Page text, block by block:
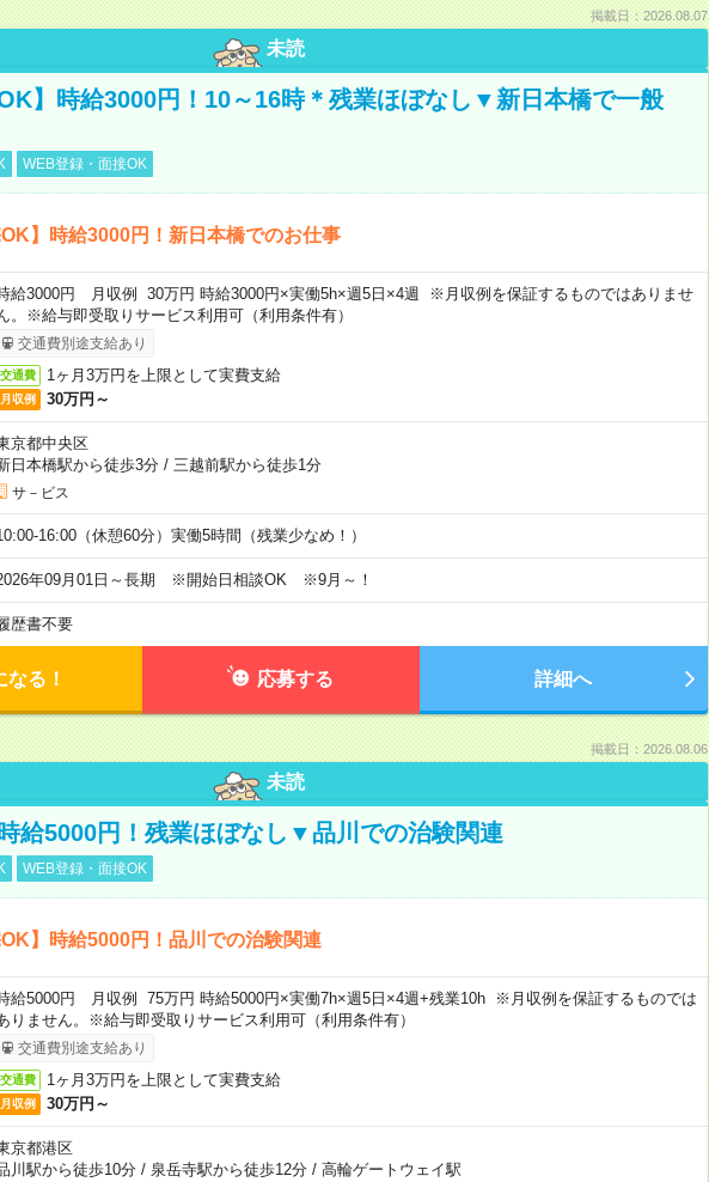
掲載日：2026.08.07
未読
OK】時給3000円！10～16時＊残業ほぼなし▼新日本橋で一般
WEB登録・面接OK
OK】時給3000円！新日本橋でのお仕事
給3000円 月収例 30万円 時給3000円×実働5h×週5日×4週 ※月収例を保証するものではありませ
。※給与即受取りサービス利用可（利用条件有）
交通費別途支給あり
交通費 1ヶ月3万円を上限として実費支給
月収例 30万円～
京都中央区
日本橋駅から徒歩3分/ 三越前駅から徒歩1分
サ－ビス
16:00（休憩60分）実働5時間（残業少なめ！）
年09月01日～長期 ※開始日相談OK ※9月～！
歴書不要
なる！ 応募する 詳細へ
掲載日：2026.08.06
未読
給5000円！残業ほぼなし▼品川での治験関連
WEB登録・面接OK
OK】時給5000円！品川での治験関連
給5000円 月収例 75万円 時給5000円×実働7h×週5日×4週+残業10h ※月収例を保証するものでは
りません。※給与即受取りサービス利用可（利用条件有）
交通費別途支給あり
交通費 1ヶ月3万円を上限として実費支給
月収例 30万円～
京都港区
川駅から徒歩10分/ 泉岳寺駅から徒歩12分/ 高輪ゲートウェイ駅